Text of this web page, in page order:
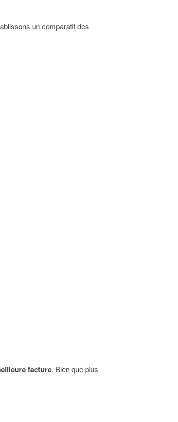
un comparatif des
facture. Bien que plus